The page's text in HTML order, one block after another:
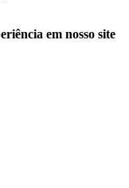
em nosso site